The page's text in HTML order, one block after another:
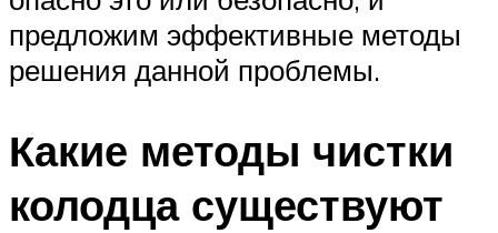
предложим эффективные методы
решения данной проблемы.
Какие методы чистки
колодца существуют